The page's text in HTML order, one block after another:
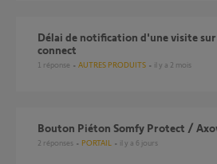
Délai de notification d'une visite sur le Somfy V500
connect
1 réponse AUTRES PRODUITS il y a 2 mois
Bouton Piéton Somfy Protect /
2 réponses PORTAIL il y a 6 jours